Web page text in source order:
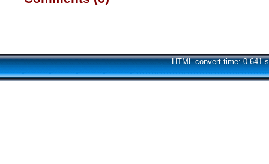
HTML convert time: 0.641